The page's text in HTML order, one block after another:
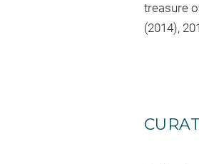
treasure
(2014),